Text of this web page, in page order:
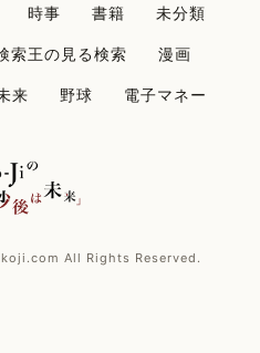
時事 書籍
未分類
索王の見る検索
漫画
来 野球 電子マネー
All Rights Reserved.